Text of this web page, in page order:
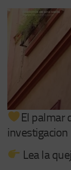
El palmar
investigacion
Lea la